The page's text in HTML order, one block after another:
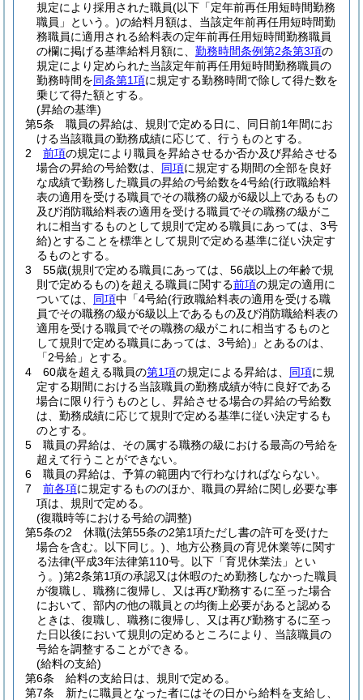
規定により採用された職員(以下「定年前再任用短時間勤務
職員」という。)の給料月額は、当該定年前再任用短時間勤
務職員に適用される給料表の定年前再任用短時間勤務職員
の欄に掲げる基準給料月額に、 勤務時間条例第2条第3項の
規定により定められた当該定年前再任用短時間勤務職員の
勤務時間を同条第1項に規定する勤務時間で除して得た数を
乗じて得た額とする。
(昇給の基準)
第5条
職員の昇給は、規則で定める日に、同日前1年間にお
ける当該職員の勤務成績に応じて、行うものとする。
2
前項の規定により職員を昇給させるか否か及び昇給させる
場合の昇給の号給数は、 同項に規定する期間の全部を良好
な成績で勤務した職員の昇給の号給数を4号給(行政職給料
表の適用を受ける職員でその職務の級が6級以上であるもの
及び消防職給料表の適用を受ける職員でその職務の級がこ
れに相当するものとして規則で定める職員にあっては、3号
給)とすることを標準として規則で定める基準に従い決定す
るものとする。
3
55歳(規則で定める職員にあっては、56歳以上の年齢で規
則で定めるもの)を超える職員に関する前項の規定の適用に
ついては、 同項中「4号給(行政職給料表の適用を受ける職
員でその職務の級が6級以上であるもの及び消防職給料表の
適用を受ける職員でその職務の級がこれに相当するものと
して規則で定める職員にあっては、3号給) 」とあるのは、
「2号給」とする。
4
60歳を超える職員の第1項の規定による昇給は、 同項に規
定する期間における当該職員の勤務成績が特に良好である
場合に限り行うものとし、昇給させる場合の昇給の号給数
は、勤務成績に応じて規則で定める基準に従い決定するも
のとする。
5
職員の昇給は、その属する職務の級における最高の号給を
超えて行うことができない。
6
職員の昇給は、予算の範囲内で行わなければならない。
7
前各項に規定するもののほか、職員の昇給に関し必要な事
項は、規則で定める。
(復職時等における号給の調整)
第5条の2
休職(法第55条の2第1項ただし書の許可を受けた
場合を含む。以下同じ。) 、地方公務員の育児休業等に関す
る法律(平成3年法律第110号。以下「育児休業法」とい
う。)第2条第1項の承認又は休暇のため勤務しなかった職員
が復職し、職務に復帰し、又は再び勤務するに至った場合
において、部内の他の職員との均衡上必要があると認める
ときは、復職し、職務に復帰し、又は再び勤務するに至っ
た日以後において規則の定めるところにより、当該職員の
号給を調整することができる。
(給料の支給)
第6条
給料の支給日は、規則で定める。
第7条
新たに職員となった者にはその日から給料を支給し、